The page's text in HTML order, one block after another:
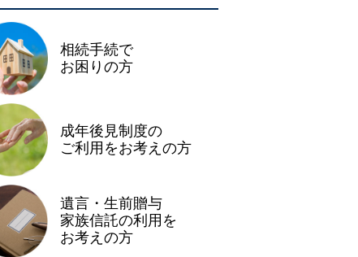
相続手続で
お困りの方
成年後見制度の
ご利用をお考えの方
遺言・生前贈与
家族信託の利用を
お考えの方